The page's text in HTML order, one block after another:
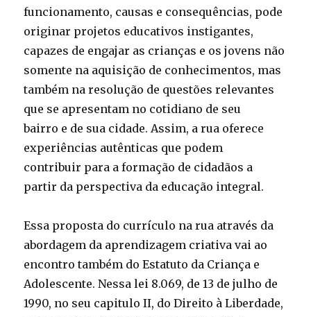
funcionamento, causas e consequências, pode
originar projetos educativos instigantes,
capazes de engajar as crianças e os jovens não
somente na aquisição de conhecimentos, mas
também na resolução de questões relevantes
que se apresentam no cotidiano de seu
bairro e de sua cidade. Assim, a rua oferece
experiências autênticas que podem
contribuir para a formação de cidadãos a
partir da perspectiva da educação integral.
Essa proposta do currículo na rua através da
abordagem da aprendizagem criativa vai ao
encontro também do Estatuto da Criança e
Adolescente. Nessa lei 8.069, de 13 de julho de
1990, no seu capitulo II, do Direito à Liberdade,